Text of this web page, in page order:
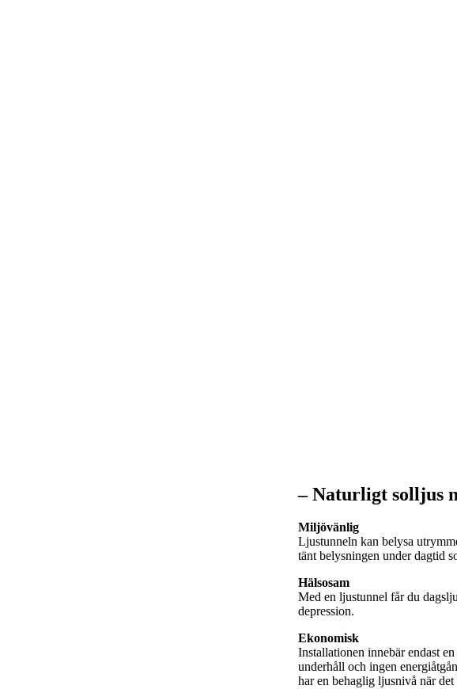
– Naturligt solljus
Miljövänlig
Ljustunneln kan belysa
tänt belysningen under dagtid
Hälsosam
Med en ljustunnel får du
depression.
Ekonomisk
Installationen innebär endast
underhåll och ingen
har en behaglig ljusnivå när